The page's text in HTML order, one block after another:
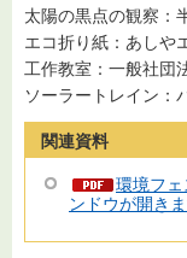
太陽の黒点の観察
エコ折り紙：あしや
工作教室：一般社団
ソーラートレイン：
関連資料
環境フ
ンドウが開きま